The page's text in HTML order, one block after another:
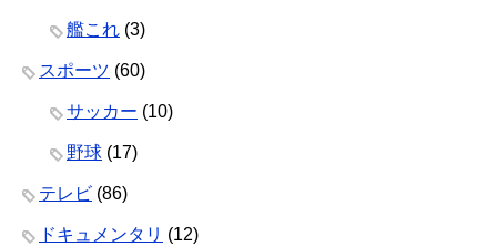
艦これ (3)
スポーツ (60)
サッカー (10)
野球 (17)
テレビ (86)
ドキュメンタリ (12)